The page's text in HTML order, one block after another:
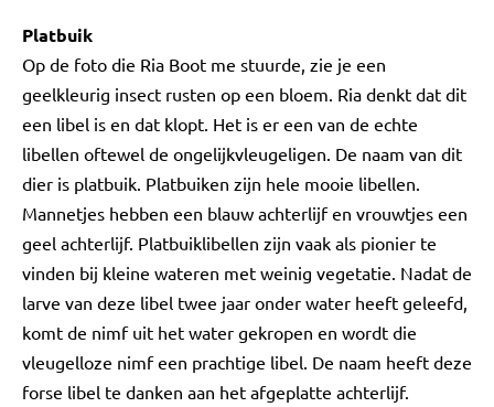
Platbuik
Op de foto die Ria Boot me stuurde, zie je een
geelkleurig insect rusten op een bloem. Ria denkt dat dit
een libel is en dat klopt. Het is er een van de echte
libellen oftewel de ongelijkvleugeligen. De naam van dit
dier is platbuik. Platbuiken zijn hele mooie libellen.
Mannetjes hebben een blauw achterlijf en vrouwtjes een
geel achterlijf. Platbuiklibellen zijn vaak als pionier te
vinden bij kleine wateren met weinig vegetatie. Nadat de
larve van deze libel twee jaar onder water heeft geleefd,
komt de nimf uit het water gekropen en wordt die
vleugelloze nimf een prachtige libel. De naam heeft deze
forse libel te danken aan het afgeplatte achterlijf.